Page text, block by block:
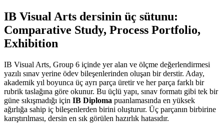
IB Visual Arts dersinin üç sütunu:
Comparative Study, Process Portfolio,
Exhibition
IB Visual Arts, Group 6 içinde yer alan ve ölçme değerlendirmesi
yazılı sınav yerine ödev bileşenlerinden oluşan bir derstir. Aday,
akademik yıl boyunca üç ayrı parça üretir ve her parça farklı bir
rubrik taslağına göre okunur. Bu üçlü yapı, sınav formatı gibi tek bir
güne sıkışmadığı için IB Diploma puanlamasında en yüksek
ağırlığa sahip iç bileşenlerden birini oluşturur. Üç parçanın birbirine
karıştırılması, dersin en sık görülen hazırlık hatasıdır.